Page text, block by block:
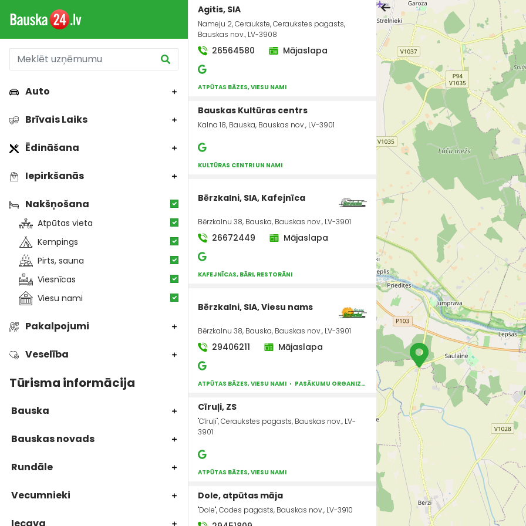
Auto
Brīvais Laiks
Ēdināšana
Iepirkšanās
Nakšņošana
Atpūtas vieta
Kempings
Pirts, sauna
Viesnīcas
Viesu nami
Pakalpojumi
Veselība
Tūrisma informācija
Bauska
Bauskas novads
Rundāle
Vecumnieki
Agitis, SIA
Nameju 2, Ceraukste, Ceraukstes pagasts,
Bauskas nov., LV-3908
26564580 Mājaslapa
ATPŪTAS BĀZES, VIESU NAMI
Bauskas Kultūras centrs
Kalna 18, Bauska, Bauskas nov., LV-3901
KULTŪRAS CENTRI UN NAMI
Bērzkalni, SIA, Kafejnīca
Bērzkalnu 38, Bauska, Bauskas nov., LV-3901
26672449 Mājaslapa
KAFEJNĪCAS, BĀRI, RESTORĀNI
Bērzkalni, SIA, Viesu nams
Bērzkalnu 38, Bauska, Bauskas nov., LV-3901
29406211 Mājaslapa
ATPŪTAS BĀZES, VIESU NAMI PASĀKUMU ORGANIZĒŠANA, ATRIBŪTIKA TELPU NOMA VIESNĪCAS
Cīruļi, ZS
"Cīruļi", Ceraukstes pagasts, Bauskas nov., LV-
3901
ATPŪTAS BĀZES, VIESU NAMI
Dole, atpūtas māja
"Dole", Codes pagasts, Bauskas nov., LV-3910